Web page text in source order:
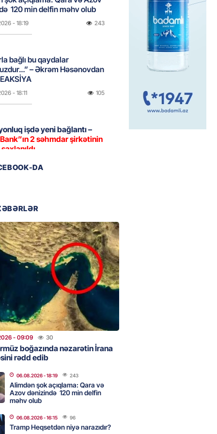
120 min delfin məhv olub
- 18:19 243
bağlı bu qaydalar
– Əkrəm Həsənovdan
- 18:11 105
işdə yeni bağlantı –
2 səhmdar şirkətinin
- 17:30 96
çıxan məktəbdə nələr
– REPORTAJ
114
“Şöhrət” ordeni ilə təltif
Aslanbəyli kimdir? –
- 17:00 192
yayılan iddialarla
verib: “İddiaların
- 16:45 186
DA
- 09:09 30
boğazında nəzarətin İrana
rədd edib
06.08.2026- 18:19 243
Alimdən şok açıqlama: Qara və
Azov dənizində 120 min delfin
məhv olub
06.08.2026- 16:15 96
Tramp Heqsetdən niyə narazıdır?